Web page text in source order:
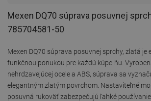
Mexen DQ70 súprava posuvnej
785704581-50
Mexen DQ70 súprava posuvnej sprchy, zlatá je
funkčnou ponukou pre každú kúpeľňu.
nehrdzavejúcej ocele a ABS, súprava sa
elegantným zlatým povrchom. Nastaviteľné
posuvná rukoväť zabezpečujú ľahké